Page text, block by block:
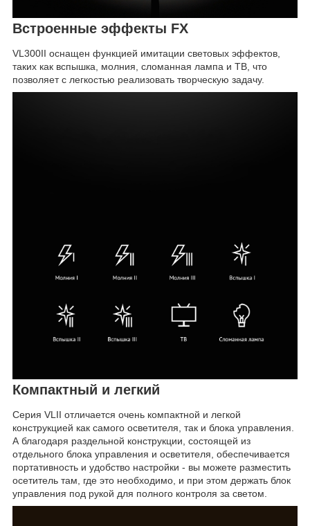
Встроенные эффекты FX
VL300II оснащен функцией имитации световых эффектов,
таких как вспышка, молния, сломанная лампа и ТВ, что
позволяет с легкостью реализовать творческую задачу.
Компактный и легкий
Серия VLII отличается очень компактной и легкой
конструкцией как самого осветителя, так и блока управления.
А благодаря раздельной конструкции, состоящей из
отдельного блока управления и осветителя, обеспечивается
портативность и удобство настройки - вы можете разместить
осетитель там, где это необходимо, и при этом держать блок
управления под рукой для полного контроля за светом.